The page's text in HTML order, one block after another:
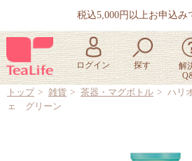
税込5,000円以上お申込み
トップ 雑貨 茶器・マグボトル
ハリ
ェ グリーン